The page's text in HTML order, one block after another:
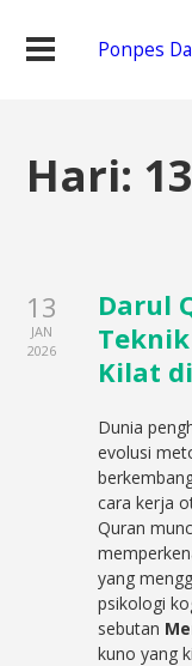
Ponpes
Hari:
13
JAN
2026
Darul
Kilat
Dunia
evolusi
cara kerja
Quran
yang
psikologi
sebutan
kuno yang